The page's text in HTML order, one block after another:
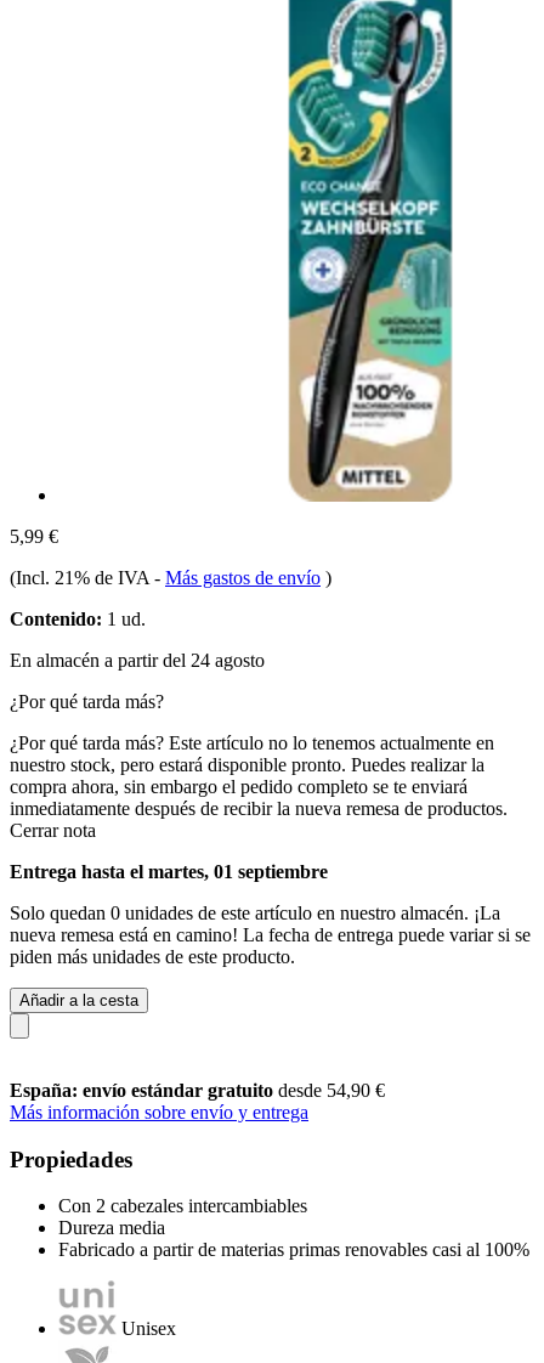
5,99 €
(Incl. 21% de IVA - Más gastos de envío )
Contenido: 1 ud.
En almacén a partir del 24 agosto
¿Por qué tarda más?
¿Por qué tarda más? Este artículo no lo tenemos actualmente en
nuestro stock, pero estará disponible pronto. Puedes realizar la
compra ahora, sin embargo el pedido completo se te enviará
inmediatamente después de recibir la nueva remesa de productos.
Cerrar nota
Entrega hasta el martes, 01 septiembre
Solo quedan 0 unidades de este artículo en nuestro almacén. ¡La
nueva remesa está en camino! La fecha de entrega puede variar si se
piden más unidades de este producto.
Añadir a la cesta
España: envío estándar gratuito desde 54,90 €
Más información sobre envío y entrega
Propiedades
Con 2 cabezales intercambiables
Dureza media
Fabricado a partir de materias primas renovables casi al 100%
Unisex